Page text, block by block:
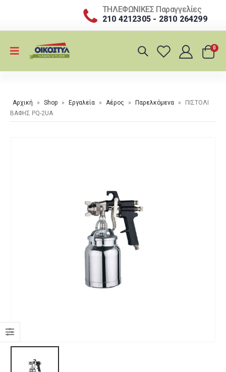
ΤΗΛΕΦΩΝΙΚΕΣ Παραγγελίες
210 4212305 - 2810 264299
0
Αρχική » Shop » Εργαλεία » Αέρος » Παρελκόμενα »
ΠΙΣΤΟΛΙ
ΒΑΦΗΣ PQ-2UA